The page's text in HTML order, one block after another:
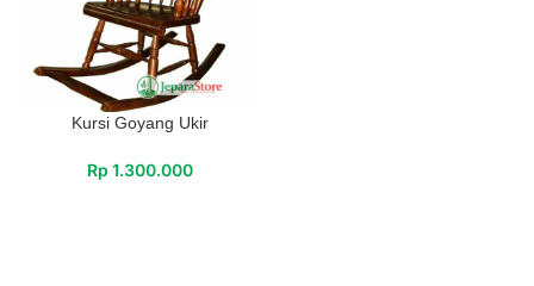
Kursi Goyang Ukir
Rp 1.300.000